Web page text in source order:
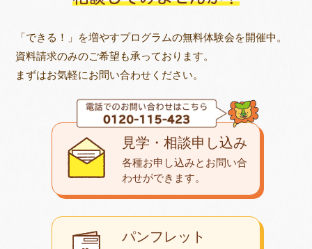
「できる！」を増やすプログラムの無料体験会を開催中。
資料請求のみのご希望も承っております。
まずはお気軽にお問い合わせください。
パンフレット
見学・相談申し込み
各種お申し込みとお問い合
わせができます。